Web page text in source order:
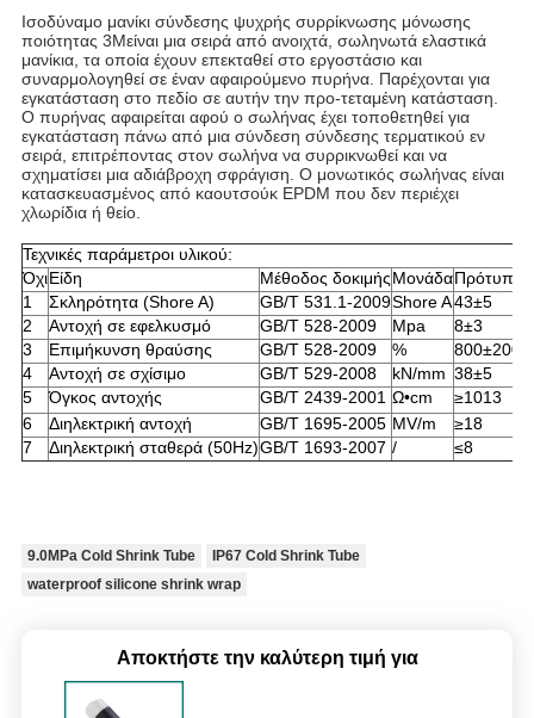
Ισοδύναμο μανίκι σύνδεσης ψυχρής συρρίκνωσης μόνωσης
ποιότητας 3Mείναι μια σειρά από ανοιχτά, σωληνωτά ελαστικά
μανίκια, τα οποία έχουν επεκταθεί στο εργοστάσιο και
συναρμολογηθεί σε έναν αφαιρούμενο πυρήνα. Παρέχονται για
εγκατάσταση στο πεδίο σε αυτήν την προ-τεταμένη κατάσταση.
Ο πυρήνας αφαιρείται αφού ο σωλήνας έχει τοποθετηθεί για
εγκατάσταση πάνω από μια σύνδεση σύνδεσης τερματικού εν
σειρά, επιτρέποντας στον σωλήνα να συρρικνωθεί και να
σχηματίσει μια αδιάβροχη σφράγιση. Ο μονωτικός σωλήνας είναι
κατασκευασμένος από καουτσούκ EPDM που δεν περιέχει
χλωρίδια ή θείο.
Τεχνικές παράμετροι υλικού:
ΌχιΕίδη Μέθοδος δοκιμήςΜονάδαΠρότυπο
1
Σκληρότητα (Shore A) GB/T 531.1-2009Shore A43±5
2
Αντοχή σε εφελκυσμό GB/T 528-2009 Mpa
8±3
3
Επιμήκυνση θραύσης GB/T 528-2009 %
800±200
4
Αντοχή σε σχίσιμο GB/T 529-2008 kN/mm 38±5
5
Όγκος αντοχής GB/T 2439-2001 Ω•cm
≥1013
6
Διηλεκτρική αντοχή GB/T 1695-2005 MV/m
≥18
7
Διηλεκτρική σταθερά (50Hz)GB/T 1693-2007 / ≤8
9.0MPa Cold Shrink Tube
IP67 Cold Shrink Tube
waterproof silicone shrink wrap
Αποκτήστε την καλύτερη τιμή για